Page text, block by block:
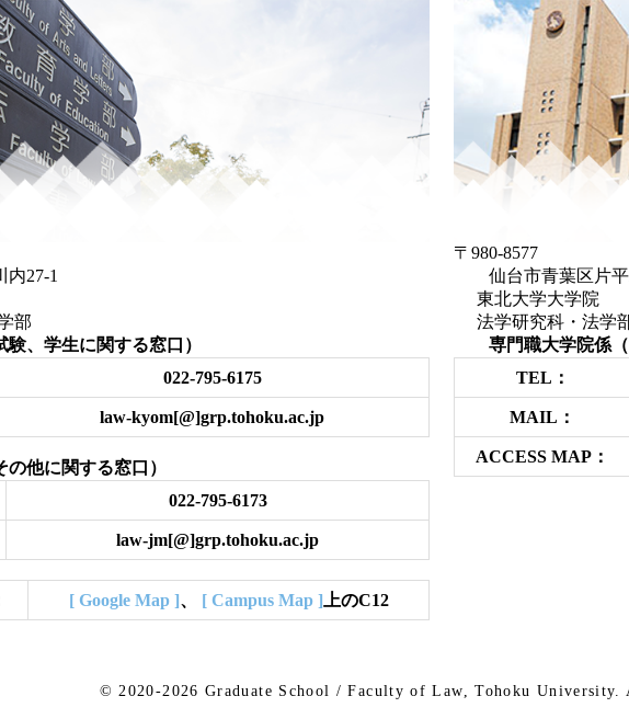
27-1
部
、学生に関する窓口）
022-795-6175
law-kyom[@]grp.tohoku.ac.jp
他に関する窓口）
022-795-6173
law-jm[@]grp.tohoku.ac.jp
[ Google Map ]、 [ Campus Map ]上のC12
〒980-8577
仙台市青葉
東北大学大学院
法学研究科・法学
専門職大学院係
TEL：
MAIL：
ACCESS MAP：
© 2020-2026Graduate School / Faculty of Law,Tohoku University.